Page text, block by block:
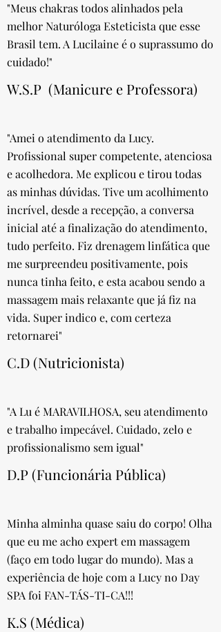
"Meus chakras todos alinhados pela
melhor Naturóloga Esteticista que esse
Brasil tem. A Lucilaine é o suprassumo do
cuidado!"
W.S.P (Manicure e Professora)
"Amei o atendimento da Lucy.
Profissional super competente, atenciosa
e acolhedora. Me explicou e tirou todas
as minhas dúvidas. Tive um acolhimento
incrível, desde a recepção, a conversa
inicial até a finalização do atendimento,
tudo perfeito. Fiz drenagem linfática que
me surpreendeu positivamente, pois
nunca tinha feito, e esta acabou sendo a
massagem mais relaxante que já fiz na
vida. Super indico e, com certeza
retornarei"
C.D (Nutricionista)
"A Lu é MARAVILHOSA, seu atendimento
e trabalho impecável. Cuidado, zelo e
profissionalismo sem igual"
D.P (Funcionária Pública)
Minha alminha quase saiu do corpo! Olha
que eu me acho expert em massagem
(faço em todo lugar do mundo). Mas a
experiência de hoje com a Lucy no Day
SPA foi FAN-TÁS-TI-CA!!!
K.S (Médica)